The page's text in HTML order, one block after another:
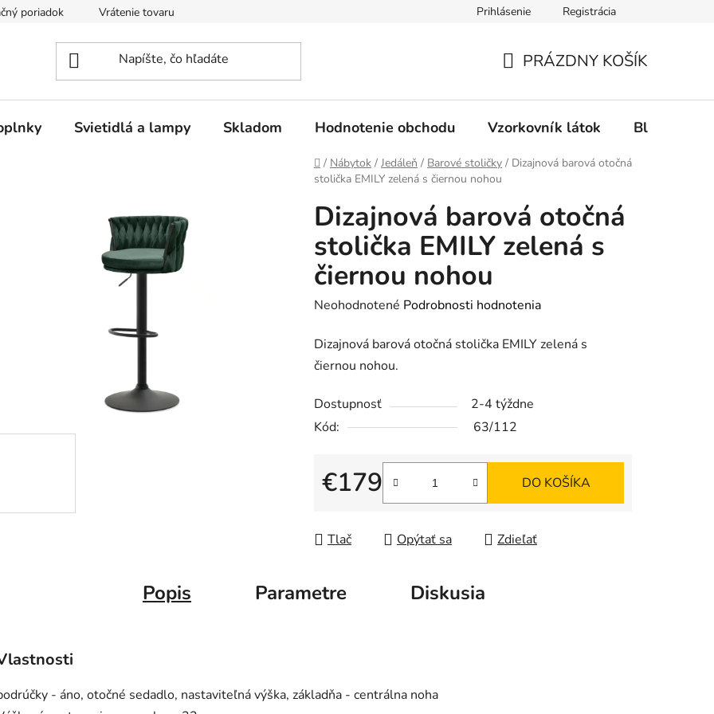
poriadok Vrátenie tovaru Ochrana osobných údajov Spôsob platby
Prihlásenie Registrácia
KOŠÍK
PRÁZDNY KOŠÍK
Svietidlá a lampy Skladom Hodnotenie obchodu Vzorkovník látok Blog
Domov
/ Nábytok / Jedáleň / Barové stoličky / Dizajnová barová otočná
stolička EMILY zelená s čiernou nohou
Dizajnová barová otočná
stolička EMILY zelená s
čiernou nohou
Priemerné
produktu
je
z
5
Neohodnotené Podrobnosti hodnotenia
Dizajnová barová otočná stolička EMILY zelená s
čiernou nohou.
Dostupnosť
2-4 týždne
Kód:
63/112
€179
Jednotková cena:
DO KOŠÍKA
Tlač Opýtať sa Zdieľať
Popis Parametre Diskusia
- áno, otočné sedadlo, nastaviteľná výška, základňa - centrálna noha